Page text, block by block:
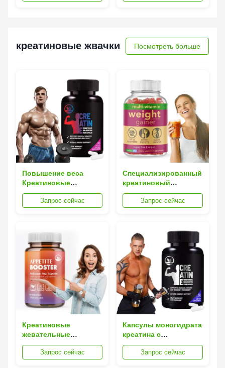
креатиновые жвачки Посмотреть больше
Повышение веса
Креатиновые
жевательные резинки
с электролитами
Запрос сейчас
Специализированный
креатиновый
моногидрат Gummies
Protein Powder для
Запрос сейчас
Креатиновые
жевательные
конфеты для
повышения аппетита
Запрос сейчас
Капсулы моногидрата
креатина с
индивидуальным
логотипом и
Запрос сейчас